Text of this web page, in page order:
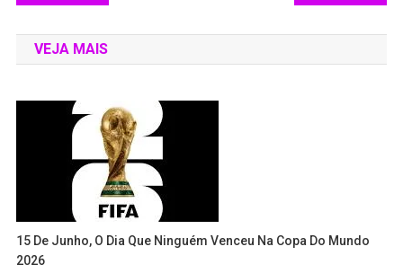
VEJA MAIS
15 De Junho, O Dia Que Ninguém Venceu Na Copa Do Mundo
2026